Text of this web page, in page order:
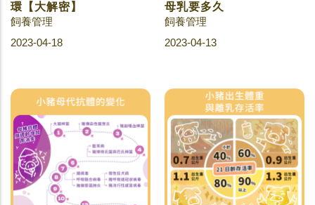
環【大解密】
飼養管理
2023-04-18
母乳要多久
飼養管理
2023-04-13